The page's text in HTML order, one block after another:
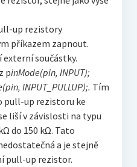
up rezistory
příkazem zapnout.
součástky.
pinMode(pin, INPUT);
INPUT_PULLUP);. Tím
pull-up rezistoru ke
liší v závislosti na typu
do 150 kΩ. Tato
a je stejně
pull-up rezistor.